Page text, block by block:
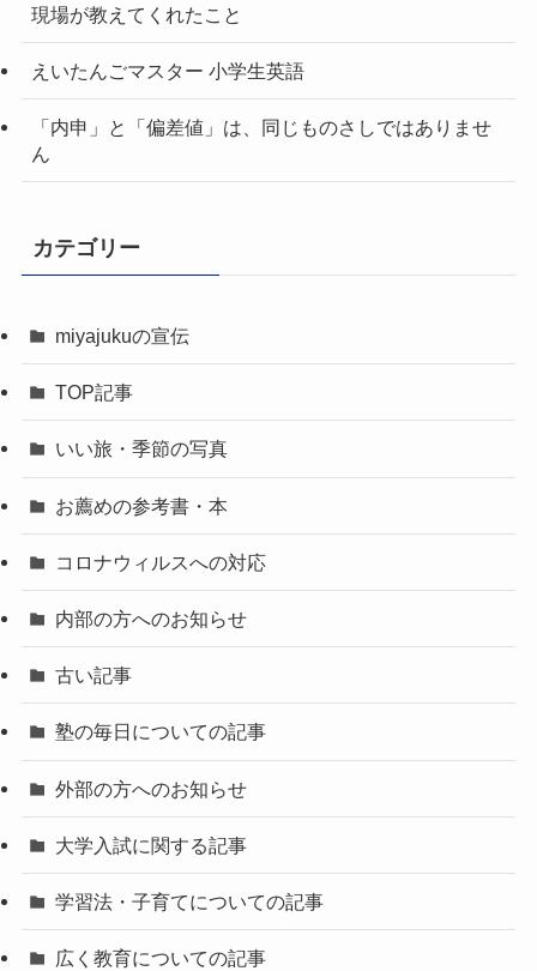
現場が教えてくれたこと
えいたんごマスター 小学生英語
「内申」と「偏差値」は、同じものさしではありませ
ん
カテゴリー
miyajukuの宣伝
TOP記事
いい旅・季節の写真
お薦めの参考書・本
コロナウィルスへの対応
内部の方へのお知らせ
古い記事
塾の毎日についての記事
外部の方へのお知らせ
大学入試に関する記事
学習法・子育てについての記事
広く教育についての記事